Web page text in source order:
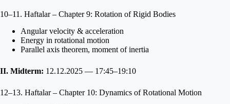
10–11. Haftalar – Chapter 9: Rotation of Rigid Bodies
Angular velocity & acceleration
Energy in rotational motion
Parallel axis theorem, moment of inertia
II. Midterm: 12.12.2025 — 17:45–19:10
12–13. Haftalar – Chapter 10: Dynamics of Rotational Motion